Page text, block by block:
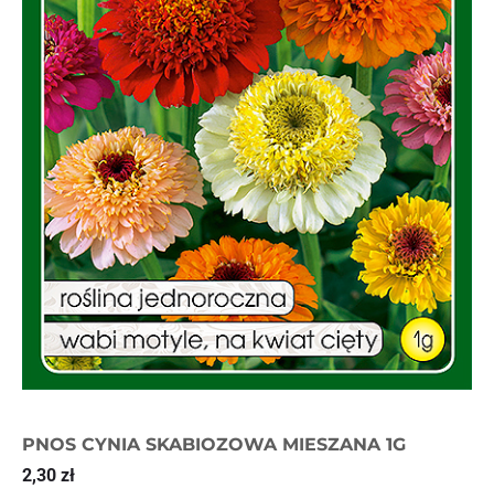
PNOS CYNIA SKABIOZOWA MIESZANA 1G
2,30 zł